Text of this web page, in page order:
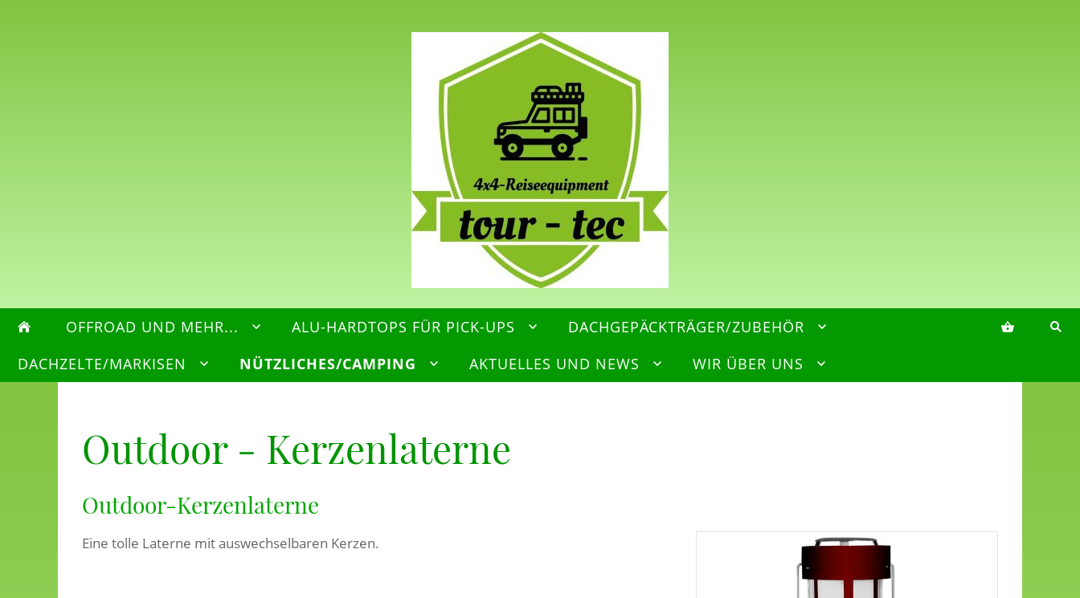
OFFROAD UND MEHR... ALU-HARDTOPS FÜR PICK-UPS
DACHGEPÄCKTRÄGER/ZUBEHÖR
DACHZELTE/MARKISEN
NÜTZLICHES/CAMPING AKTUELLES UND NEWS WIR ÜBER UNS
Outdoor - Kerzenlaterne
Outdoor-Kerzenlaterne
Eine tolle Laterne mit auswechselbaren Kerzen.